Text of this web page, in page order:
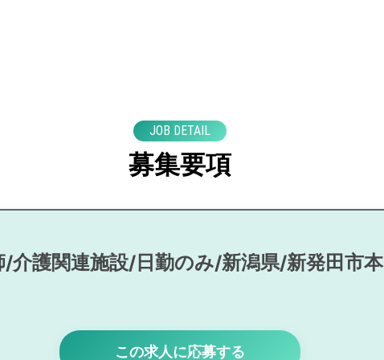
JOB DETAIL
募集要項
/介護関連施設/日勤のみ/新潟県/新発田市
この求人に応募する